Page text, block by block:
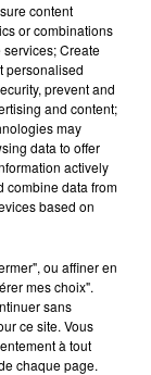
: des
content
or combinations
Create
personalised
prevent and
and content;
may
data to offer
actively
combine data from
based on
ou affiner en
mes choix".
sans
ce site. Vous
à tout
chaque page.